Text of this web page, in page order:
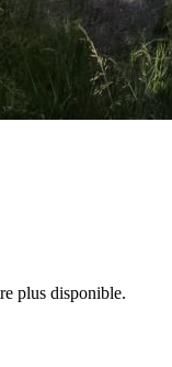
plus disponible.